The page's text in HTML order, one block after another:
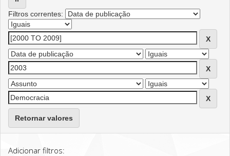
Filtros correntes:
Retornar valores
Adicionar filtros: